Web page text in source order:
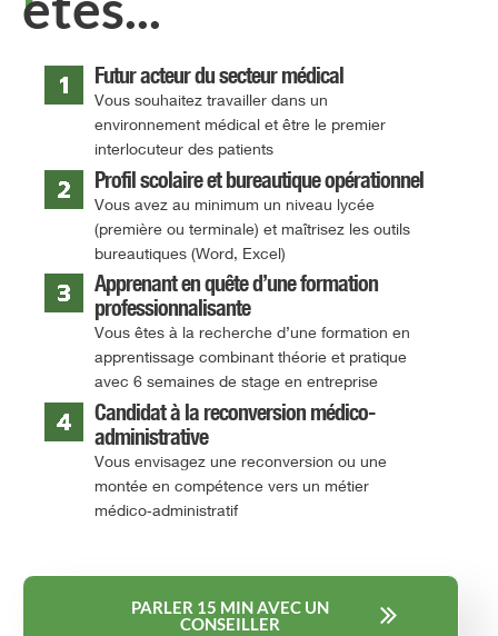
Futur acteur du secteur médical
Vous souhaitez travailler dans un
environnement médical et être le premier
interlocuteur des patients
Profil scolaire et bureautique opérationnel
Vous avez au minimum un niveau lycée
(première ou terminale) et maîtrisez les outils
bureautiques (Word, Excel)
Apprenant en quête d’une formation
professionnalisante
Vous êtes à la recherche d’une formation en
apprentissage combinant théorie et pratique
avec 6 semaines de stage en entreprise
Candidat à la reconversion médico-
administrative
Vous envisagez une reconversion ou une
montée en compétence vers un métier
médico‑administratif
PARLER 15 MIN AVEC UN
CONSEILLER